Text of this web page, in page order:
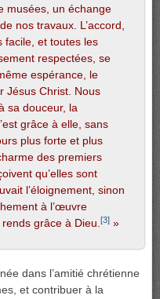
musées, un échange
nos travaux. L’accord,
facile, et toutes les
respectées, se
espérance, le
Jésus Christ. Nous
sa douceur, la
grâce à elle, sans
plus forte et plus
des premiers
qu’elles sont
l’éloignement, sinon
à l’œuvre
grâce à Dieu.[3] »
dans l’amitié chrétienne
et contribuer à la